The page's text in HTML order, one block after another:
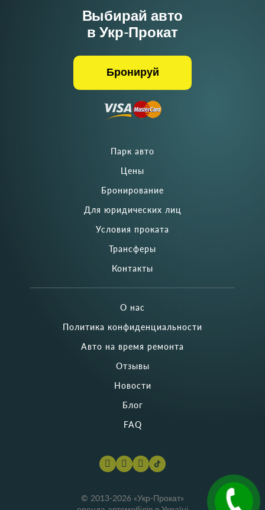
© 2013-2026 «Укр-Прокат»
Парк авто
Цены
Бронирование
Для юридических лиц
Условия проката
Трансферы
Контакты
О нас
Политика конфиденциальности
Авто на время ремонта
Отзывы
Новости
Блог
FAQ
Выбирай авто
в Укр-Прокат
Бронируй